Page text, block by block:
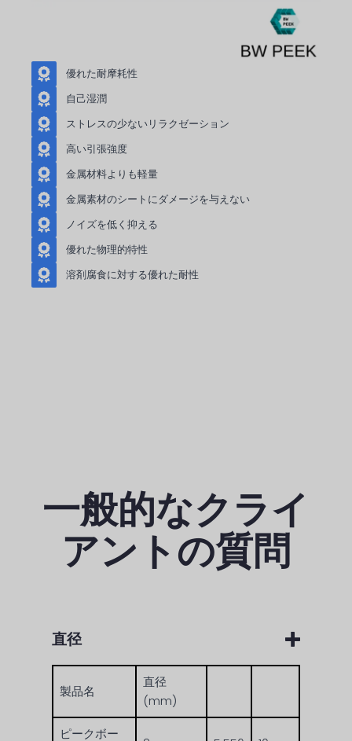
優れた耐摩耗性
自己湿潤
ストレスの少ないリラクゼーション
高い引張強度
金属材料よりも軽量
金属素材のシートにダメージを与えない
ノイズを低く抑える
優れた物理的特性
溶剤腐食に対する優れた耐性
一般的なクライ
アントの質問
直径
製品名
直径
(mm)
ピークボー